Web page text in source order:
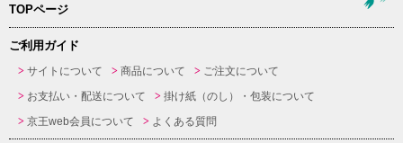
TOPページ
ご利用ガイド
サイトについて 商品について
ご注文について
お支払い・配送について
掛け紙（のし）・包装について
京王web会員について
よくある質問